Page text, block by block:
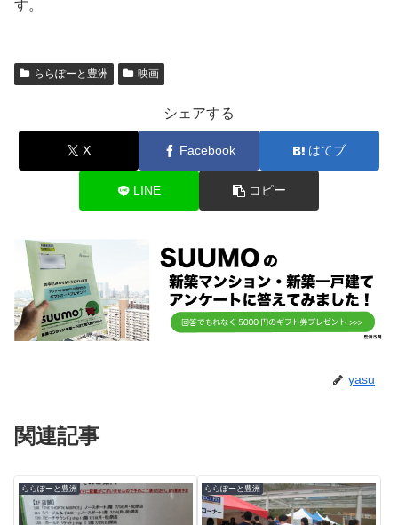
す。
ららぽーと豊洲 映画
シェアする
X Facebook はてブ
LINE コピー
yasu
関連記事
ららぽーと豊洲 ららぽーと豊洲